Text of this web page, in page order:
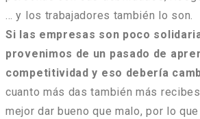
… y los trabajadores también lo son.
Si las empresas son poco
provenimos de un pasado de
competitividad y eso debería
cuanto más das también más
mejor dar bueno que malo, por lo